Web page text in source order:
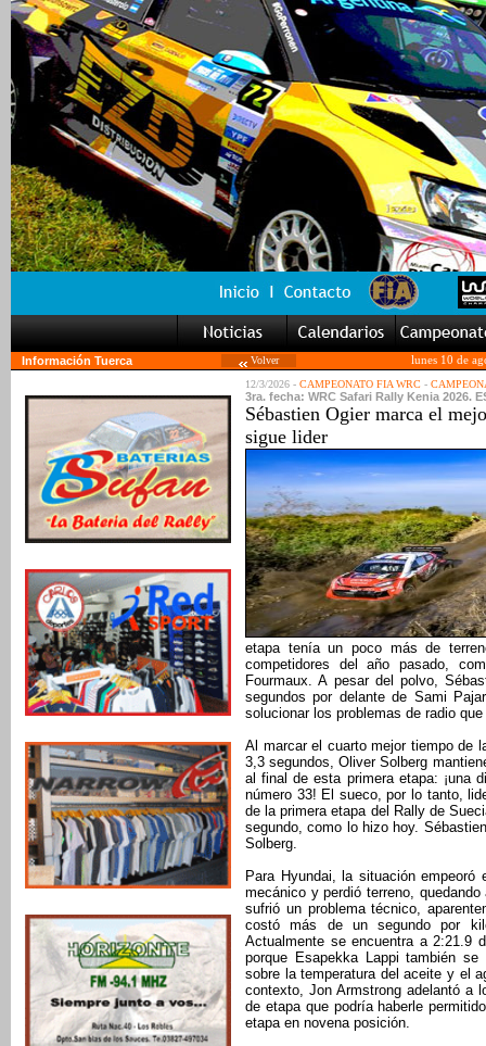
Información Tuerca Volver
lunes 10 de
12/3/2026 - CAMPEONATO FIA WRC -
3ra. fecha: WRC Safari Rally Kenia 2026.
Sébastien Ogier marca el
sigue lider
etapa tenía un poco más de
competidores del año pasado,
Fourmaux. A pesar del polvo,
segundos por delante de Sami
solucionar los problemas de radio
Al marcar el cuarto mejor tiempo de
3,3 segundos, Oliver Solberg
al final de esta primera etapa: ¡una
número 33! El sueco, por lo tanto,
de la primera etapa del Rally de
segundo, como lo hizo hoy.
Solberg.
Para Hyundai, la situación
mecánico y perdió terreno,
sufrió un problema técnico,
costó más de un segundo por
Actualmente se encuentra a 2:21.9
porque Esapekka Lappi también
sobre la temperatura del aceite y el
contexto, Jon Armstrong adelantó a
de etapa que podría haberle
etapa en novena posición.